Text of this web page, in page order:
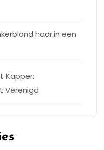
haar in een
Kapper:
Verenigd